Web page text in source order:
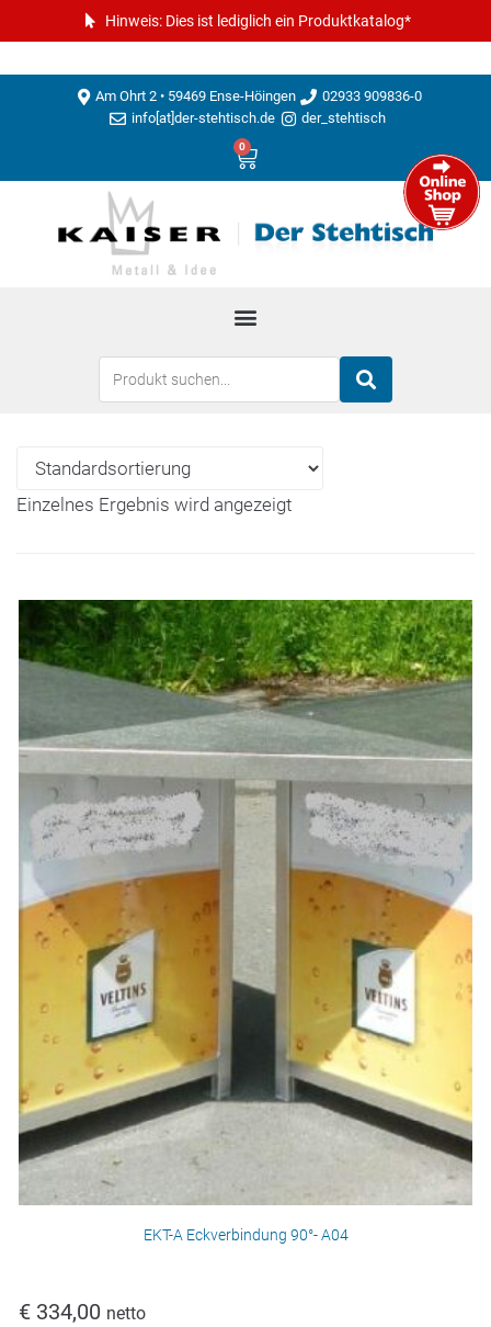
Hinweis: Dies ist lediglich ein Produktkatalog*
Am Ohrt 2 • 59469 Ense-Höingen
02933 909836-0
info[at]der-stehtisch.de
der_stehtisch
0
Einzelnes Ergebnis wird angezeigt
EKT-A Eckverbindung 90°- A04
€ 334,00 netto